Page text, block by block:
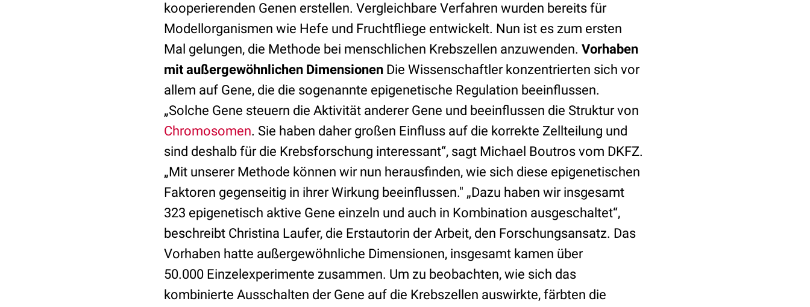
kooperierenden Genen erstellen. Vergleichbare Verfahren wurden bereits für
Modellorganismen wie Hefe und Fruchtfliege entwickelt. Nun ist es zum ersten
Mal gelungen, die Methode bei menschlichen Krebszellen anzuwenden. Vorhaben
mit außergewöhnlichen Dimensionen Die Wissenschaftler konzentrierten sich vor
allem auf Gene, die die sogenannte epigenetische Regulation beeinflussen.
„Solche Gene steuern die Aktivität anderer Gene und beeinflussen die Struktur von
Chromosomen. Sie haben daher großen Einfluss auf die korrekte Zellteilung und
sind deshalb für die Krebsforschung interessant“, sagt Michael Boutros vom DKFZ.
„Mit unserer Methode können wir nun herausfinden, wie sich diese epigenetischen
Faktoren gegenseitig in ihrer Wirkung beeinflussen." „Dazu haben wir insgesamt
323 epigenetisch aktive Gene einzeln und auch in Kombination ausgeschaltet“,
beschreibt Christina Laufer, die Erstautorin der Arbeit, den Forschungsansatz. Das
Vorhaben hatte außergewöhnliche Dimensionen, insgesamt kamen über
50.000 Einzelexperimente zusammen. Um zu beobachten, wie sich das
kombinierte Ausschalten der Gene auf die Krebszellen auswirkte, färbten die